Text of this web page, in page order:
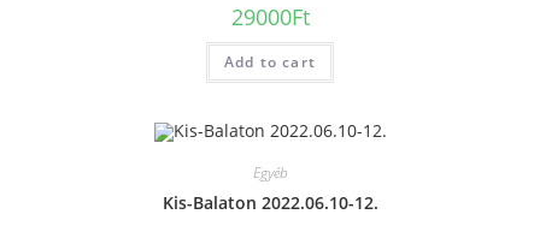
29000Ft
Add to cart
Egyéb
Kis-Balaton 2022.06.10-12.